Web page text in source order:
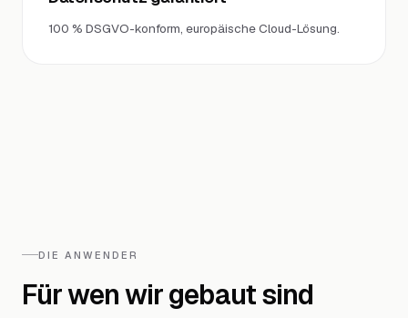
100 % DSGVO-konform, europäische Cloud-Lösung.
DIE ANWENDER
Für wen wir gebaut sind